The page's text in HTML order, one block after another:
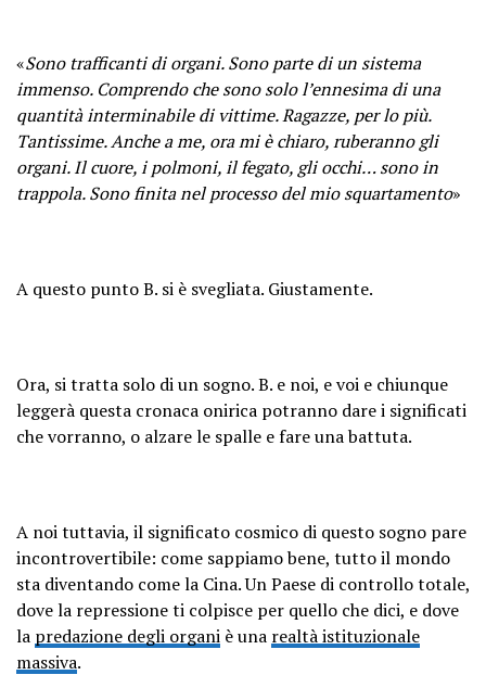
«Sono trafficanti di organi. Sono parte di un sistema
immenso. Comprendo che sono solo l’ennesima di una
quantità interminabile di vittime. Ragazze, per lo più.
Tantissime. Anche a me, ora mi è chiaro, ruberanno gli
organi. Il cuore, i polmoni, il fegato, gli occhi… sono in
trappola. Sono finita nel processo del mio squartamento»
A questo punto B. si è svegliata. Giustamente.
Ora, si tratta solo di un sogno. B. e noi, e voi e chiunque
leggerà questa cronaca onirica potranno dare i significati
che vorranno, o alzare le spalle e fare una battuta.
A noi tuttavia, il significato cosmico di questo sogno pare
incontrovertibile: come sappiamo bene, tutto il mondo
sta diventando come la Cina. Un Paese di controllo totale,
dove la repressione ti colpisce per quello che dici, e dove
la predazione degli organi è una realtà istituzionale
massiva.